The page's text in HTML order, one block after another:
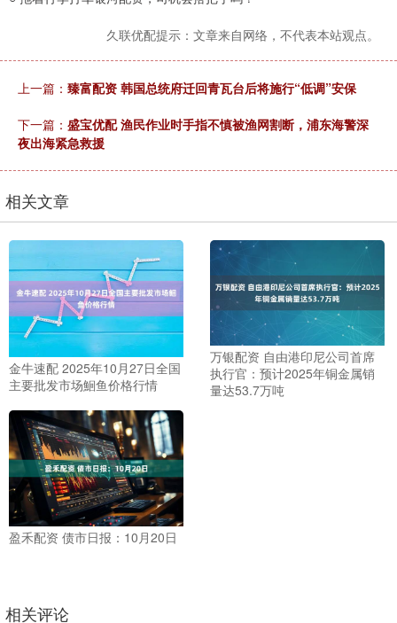
久联优配提示：文章来自网络，不代表本站观点。
上一篇： 臻富配资 韩国总统府迁回青瓦台后将施行“低调”安保
下一篇： 盛宝优配 渔民作业时手指不慎被渔网割断，浦东海警深
夜出海紧急救援
相关文章
金牛速配 2025年10月27日全国
主要批发市场鮰鱼价格行情
万银配资 自由港印尼公司首席
执行官：预计2025年铜金属销
量达53.7万吨
盈禾配资 债市日报：10月20日
相关评论